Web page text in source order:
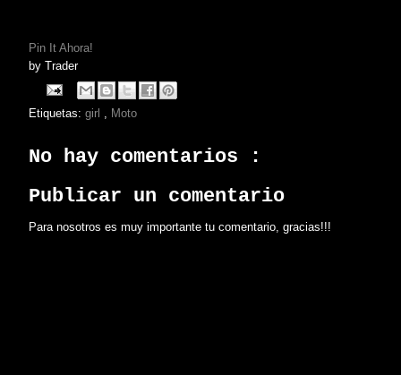
Pin It Ahora!
by Trader
Etiquetas: girl Moto
No hay comentarios :
Publicar un comentario
Para nosotros es muy importante tu comentario, gracias!!!